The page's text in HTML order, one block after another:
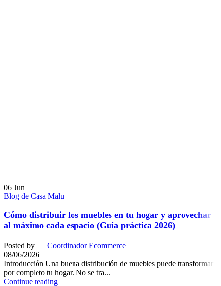
06 Jun
Blog de Casa Malu
Cómo distribuir los muebles en tu hogar y aprovechar
al máximo cada espacio (Guía práctica 2026)
Posted by
Coordinador Ecommerce
08/06/2026
Introducción Una buena distribución de muebles puede transformar
por completo tu hogar. No se tra...
Continue reading